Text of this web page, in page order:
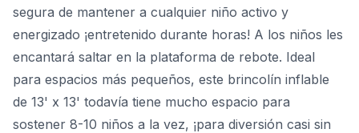
segura de mantener a cualquier niño activo y
energizado ¡entretenido durante horas! A los niños les
encantará saltar en la plataforma de rebote. Ideal
para espacios más pequeños, este brincolín inflable
de 13' x 13' todavía tiene mucho espacio para
sostener 8-10 niños a la vez, ¡para diversión casi sin